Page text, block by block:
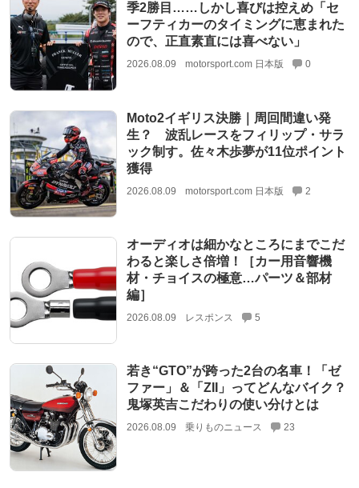
季2勝目……しかし喜びは控えめ「セ
ーフティカーのタイミングに恵まれた
ので、正直素直には喜べない」
2026.08.09 motorsport.com 日本版 0
Moto2イギリス決勝｜周回間違い発
生？ 波乱レースをフィリップ・サラ
ック制す。佐々木歩夢が11位ポイント
獲得
2026.08.09 motorsport.com 日本版 2
オーディオは細かなところにまでこだ
わると楽しさ倍増！［カー用音響機
材・チョイスの極意…パーツ＆部材
編］
2026.08.09 レスポンス 5
若き“GTO”が跨った2台の名車！「ゼ
ファー」＆「ZII」ってどんなバイク？
鬼塚英吉こだわりの使い分けとは
2026.08.09 乗りものニュース 23